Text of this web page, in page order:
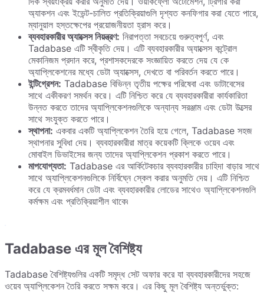
অ্যাকশন এবং ইভেন্ট-চালিত প্রতিক্রিয়াগুলি দৃশ্যত কনফিগার করা যেতে পারে,
ম্যানুয়াল হস্তক্ষেপের প্রয়োজনীয়তা হ্রাস করে।
ব্যবহারকারীর অ্যাক্সেস নিয়ন্ত্রণ: নিরাপত্তা সবচেয়ে গুরুত্বপূর্ণ, এবং
Tadabase এটি স্বীকৃতি দেয়। এটি ব্যবহারকারীর অ্যাক্সেস কন্ট্রোল
মেকানিজম প্রদান করে, প্রশাসকদেরকে সংজ্ঞায়িত করতে দেয় যে কে
অ্যাপ্লিকেশনের মধ্যে ডেটা অ্যাক্সেস, দেখতে বা পরিবর্তন করতে পারে।
ইন্টিগ্রেশন: Tadabase বিভিন্ন তৃতীয় পক্ষের পরিষেবা এবং ডাটাবেসের
সাথে একীকরণ সমর্থন করে। এটি নিশ্চিত করে যে ব্যবহারকারীরা কার্যকারিতা
উন্নত করতে তাদের অ্যাপ্লিকেশনগুলিকে অন্যান্য সরঞ্জাম এবং ডেটা উত্সের
সাথে সংযুক্ত করতে পারে।
স্থাপনা: একবার একটি অ্যাপ্লিকেশন তৈরি হয়ে গেলে, Tadabase সহজ
স্থাপনার সুবিধা দেয়। ব্যবহারকারীরা মাত্র কয়েকটি ক্লিকে ওয়েব এবং
মোবাইল ডিভাইসের জন্য তাদের অ্যাপ্লিকেশন প্রকাশ করতে পারে।
মাপযোগ্যতা: Tadabase এর আর্কিটেকচার ব্যবহারকারীর চাহিদা বাড়ার সাথে
সাথে অ্যাপ্লিকেশনগুলিকে নির্বিঘ্নে স্কেল করার অনুমতি দেয়। এটি নিশ্চিত
করে যে ক্রমবর্ধমান ডেটা এবং ব্যবহারকারীর লোডের সাথেও অ্যাপ্লিকেশনগুলি
কর্মক্ষম এবং প্রতিক্রিয়াশীল থাকে৷
Tadabase এর মূল বৈশিষ্ট্য
Tadabase বৈশিষ্ট্যগুলির একটি সমৃদ্ধ সেট অফার করে যা ব্যবহারকারীদের সহজে
ওয়েব অ্যাপ্লিকেশন তৈরি করতে সক্ষম করে। এর কিছু মূল বৈশিষ্ট্য অন্তর্ভুক্ত: